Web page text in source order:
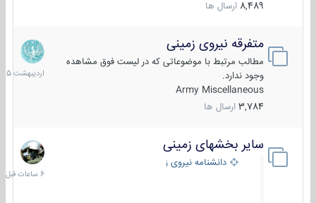
8,489 ارسال ها
متفرقه نیروی زمینی
مطالب مرتبط با موضوعاتی که در لیست فوق مشاهده
وجود ندارد.
Army Miscellaneous
3,784 ارسال ها
27
1405
سایر بخشهای زمینی
دانشنامه نیروی زمینی
6
ساعات
قبل